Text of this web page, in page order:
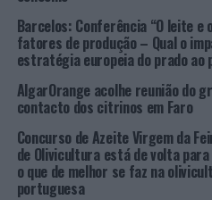
Foto: CMS.
TÓPICOS RELACIONADOS:
CÂMARA MUNICIPAL DE SINTRA
PRÓXIMO
Sintra: aviso de
Colares
NÃO PERCA
VOLEI TV transmite dois jogos
Barcelos: Conferência “O leite e
fatores de produção – Qual o
estratégia europeia do prado ao
AlgarOrange acolhe reunião do
contacto dos citrinos em Faro
Concurso de Azeite Virgem da
de Olivicultura está de volta
o que de melhor se faz na
portuguesa